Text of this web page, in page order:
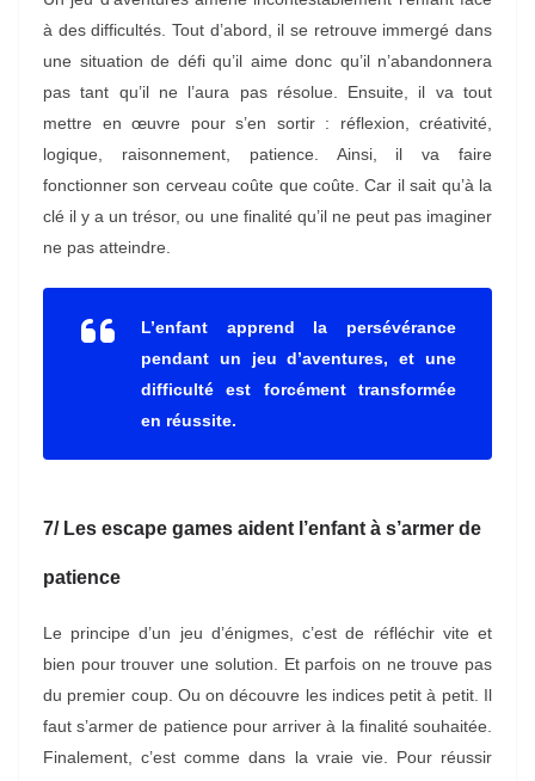
à des difficultés. Tout d’abord, il se retrouve immergé dans
une situation de défi qu’il aime donc qu’il n’abandonnera
pas tant qu’il ne l’aura pas résolue. Ensuite, il va tout
mettre en œuvre pour s’en sortir : réflexion, créativité,
logique, raisonnement, patience. Ainsi, il va faire
fonctionner son cerveau coûte que coûte. Car il sait qu’à la
clé il y a un trésor, ou une finalité qu’il ne peut pas imaginer
ne pas atteindre.
L’enfant apprend la persévérance
pendant un jeu d’aventures, et une
difficulté est forcément transformée
en réussite.
7/ Les escape games aident l’enfant à s’armer de
patience
Le principe d’un jeu d’énigmes, c’est de réfléchir vite et
bien pour trouver une solution. Et parfois on ne trouve pas
du premier coup. Ou on découvre les indices petit à petit. Il
faut s’armer de patience pour arriver à la finalité souhaitée.
Finalement, c’est comme dans la vraie vie. Pour réussir